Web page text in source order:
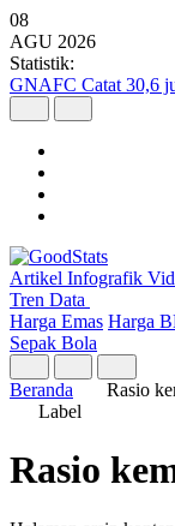
08
AGU 2026
Statistik:
GNAFC Catat 30,6
Artikel Infografik
Tren Data
Harga Emas Harga
Sepak Bola
Beranda
Rasio
Label
Rasio